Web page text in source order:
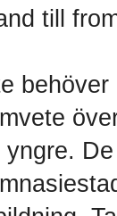
till
yngre.